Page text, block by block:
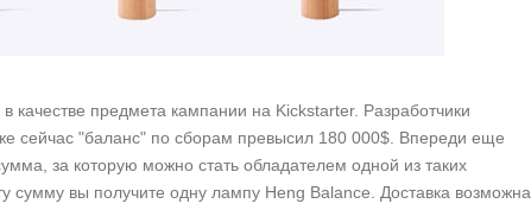
предмета кампании на Kickstarter. Разработчики
сейчас "баланс" по сборам превысил 180 000$. Впереди еще
за которую можно стать обладателем одной из таких
сумму вы получите одну лампу Heng Balance. Доставка возможна